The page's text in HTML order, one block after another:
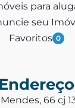
para
seu
Favoritos 0
Endereço
66 cj